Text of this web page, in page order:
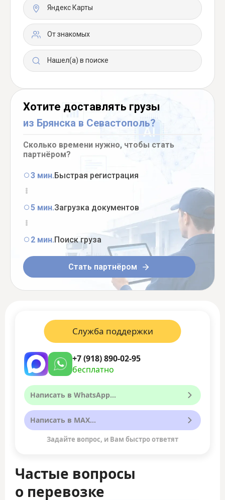
Яндекс Карты
От знакомых
Нашел(а) в поиске
Хотите доставлять грузы
из Брянска в Севастополь?
Сколько времени нужно, чтобы стать
партнёром?
3 мин.Быстрая регистрация
5 мин.Загрузка документов
2 мин.Поиск груза
Стать партнёром
Частые вопросы
о перевозке
Служба поддержки
+7 (918) 890-02-95
бесплатно
Написать в WhatsApp...
Написать в MAX...
Задайте вопрос, и Вам быстро ответят